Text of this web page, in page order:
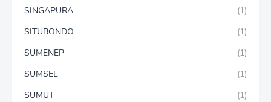
SINGAPURA
(1)
SITUBONDO
(1)
SUMENEP
(1)
SUMSEL
(1)
SUMUT
(1)